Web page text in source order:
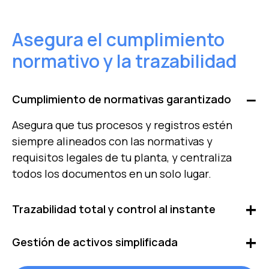
Asegura el cumplimiento
normativo y la trazabilidad
Cumplimiento de normativas garantizado
Asegura que tus procesos y registros estén
siempre alineados con las normativas y
requisitos legales de tu planta, y centraliza
todos los documentos en un solo lugar.
Trazabilidad total y control al instante
Consulta el historial completo de tus activos y
supervisa el estado de las tareas en tiempo
Gestión de activos simplificada